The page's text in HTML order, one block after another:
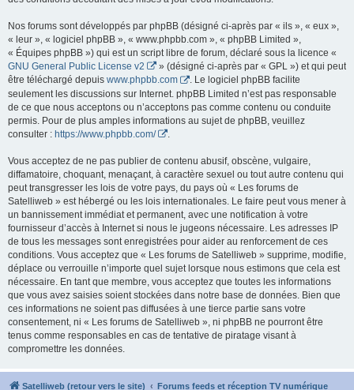
Nos forums sont développés par phpBB (désigné ci-après par « ils », « eux »,
« leur », « logiciel phpBB », « www.phpbb.com », « phpBB Limited »,
« Équipes phpBB ») qui est un script libre de forum, déclaré sous la licence «
GNU General Public License v2
» (désigné ci-après par « GPL ») et qui peut
être téléchargé depuis www.phpbb.com
. Le logiciel phpBB facilite
seulement les discussions sur Internet. phpBB Limited n’est pas responsable
de ce que nous acceptons ou n’acceptons pas comme contenu ou conduite
permis. Pour de plus amples informations au sujet de phpBB, veuillez
consulter : https://www.phpbb.com/
Vous acceptez de ne pas publier de contenu abusif, obscène, vulgaire,
diffamatoire, choquant, menaçant, à caractère sexuel ou tout autre contenu qui
peut transgresser les lois de votre pays, du pays où « Les forums de
Satelliweb » est hébergé ou les lois internationales. Le faire peut vous mener à
un bannissement immédiat et permanent, avec une notification à votre
fournisseur d’accès à Internet si nous le jugeons nécessaire. Les adresses IP
de tous les messages sont enregistrées pour aider au renforcement de ces
conditions. Vous acceptez que « Les forums de Satelliweb » supprime, modifie,
déplace ou verrouille n’importe quel sujet lorsque nous estimons que cela est
nécessaire. En tant que membre, vous acceptez que toutes les informations
que vous avez saisies soient stockées dans notre base de données. Bien que
ces informations ne soient pas diffusées à une tierce partie sans votre
consentement, ni « Les forums de Satelliweb », ni phpBB ne pourront être
tenus comme responsables en cas de tentative de piratage visant à
compromettre les données.
Satelliweb (retour vers le site) Forums feeds et réception TV numérique